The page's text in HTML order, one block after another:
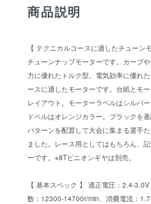
商品説明
【 テクニカルコースに適したチュー
チューンナップモーターです。カーブ
力に優れたトルク型。電気効率に優れ
ースに適したモーターです。台紙とモ
レイアウト。モーターラベルはシルバ
ドベルはオレンジカラー。ブラックを
パターンを配置して大会に集まる選手
ました。レース用としてはもちろん、
ーです。※8Tピニオンギヤは別売。
【 基本スペック 】 適正電圧：2.4-
数：12300-14700r/min、消費電流：